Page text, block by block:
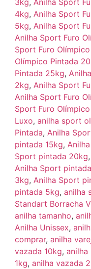
3kg, Anilha Sport
4kg, Anilha Sport
5kg, Anilha Sport
Anilha Sport Furo
Sport Furo
Olímpico Pintada
Pintada 25kg,
2kg, Anilha Sport
Anilha Sport Furo
Sport Furo
Luxo, anilha sport
Pintada, Anilha
pintada 15kg,
Sport pintada 20kg,
Anilha Sport
3kg, Anilha Sport
pintada 5kg, anilha
Standart Borracha
anilha tamanho,
Anilha Unissex,
comprar, anilha
vazada 10kg, anilha
1kg, anilha vazada